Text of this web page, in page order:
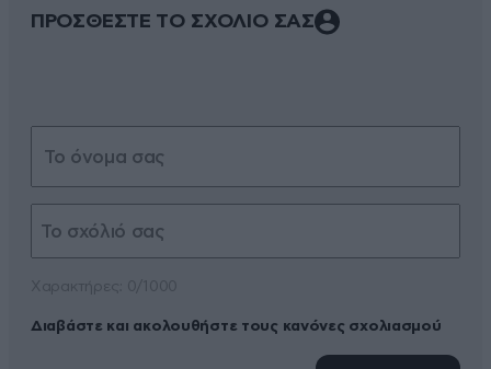
ΠΡΟΣΘΕΣΤΕ ΤΟ ΣΧΟΛΙΟ ΣΑΣ
Διαβάστε και ακολουθήστε τους κανόνες σχολιασμού